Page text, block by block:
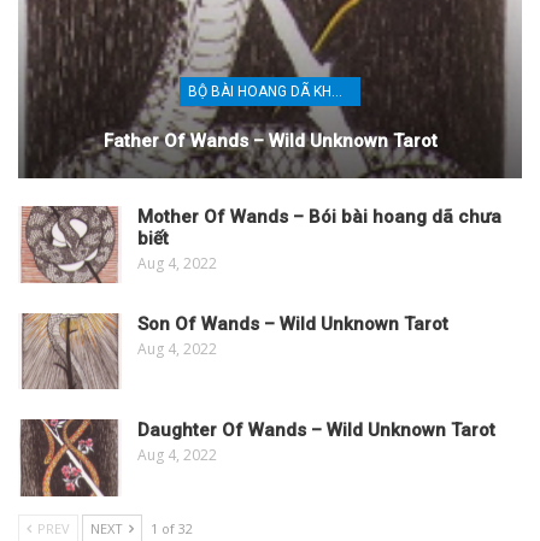
BỘ BÀI HOANG DÃ KHÔNG XÁC ĐỊNH
Father Of Wands – Wild Unknown Tarot
Mother Of Wands – Bói bài hoang dã chưa
biết
Aug 4, 2022
Son Of Wands – Wild Unknown Tarot
Aug 4, 2022
Daughter Of Wands – Wild Unknown Tarot
Aug 4, 2022
PREV NEXT 1 of 32